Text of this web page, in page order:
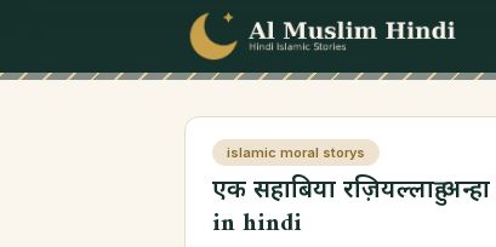
islamic moral storys
एक सहाबिया रज़ियल्लाहु
in hindi